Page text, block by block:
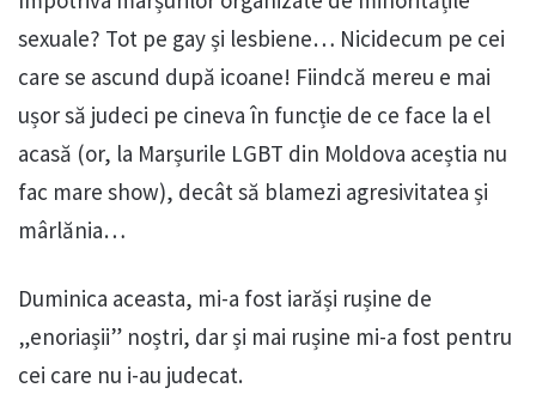
sexuale? Tot pe gay și lesbiene… Nicidecum pe cei
care se ascund după icoane! Fiindcă mereu e mai
ușor să judeci pe cineva în funcție de ce face la el
acasă (or, la Marșurile LGBT din Moldova aceștia nu
fac mare show), decât să blamezi agresivitatea și
mârlănia…
Duminica aceasta, mi-a fost iarăși rușine de
„enoriașii” noștri, dar și mai rușine mi-a fost pentru
cei care nu i-au judecat.